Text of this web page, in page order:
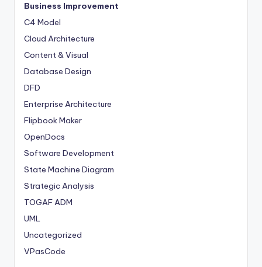
d
a
t
e
s
Business Improvement
C4 Model
Cloud Architecture
Content & Visual
Database Design
DFD
Enterprise Architecture
Flipbook Maker
OpenDocs
Software Development
State Machine Diagram
Strategic Analysis
TOGAF ADM
UML
Uncategorized
VPasCode